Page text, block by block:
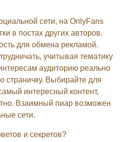
сети, на OnlyFans
в постах других авторов.
для обмена рекламой.
учитывая тематику
аудиторию реально
страничку. Выбирайте для
интересный контент,
Взаимный пиар возможен
сети.
и секретов?